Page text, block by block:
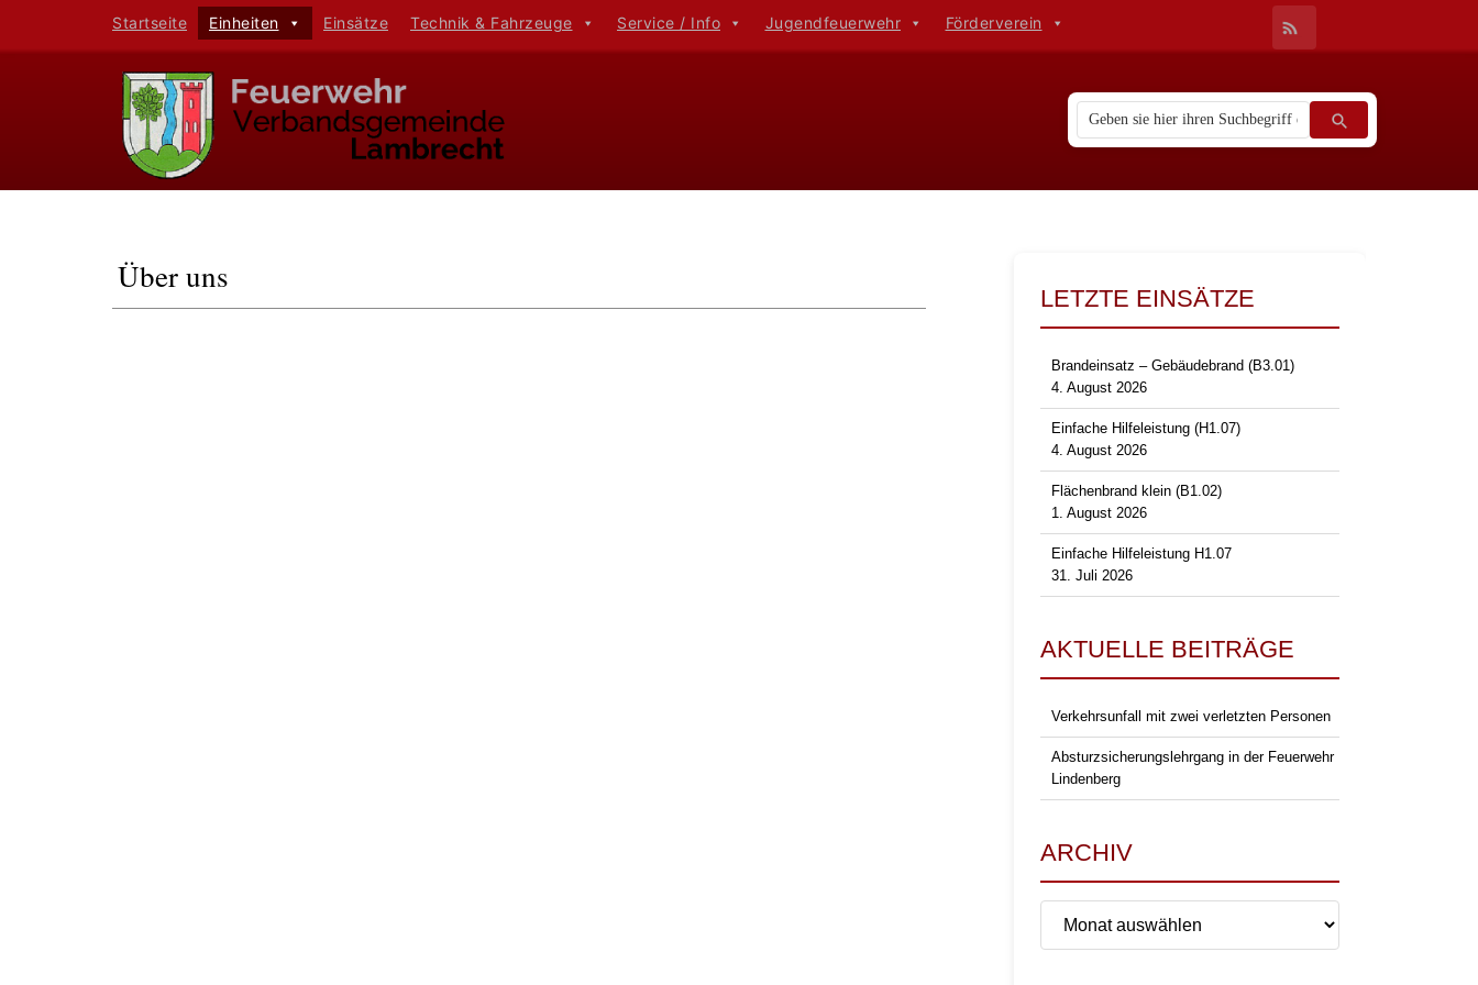
Startseite Einheiten Einsätze Technik & Fahrzeuge Service / Info Jugendfeuerwehr Förderverein
Über uns
LETZTE EINSÄTZE
Brandeinsatz – Gebäudebrand (B3.01)
4. August 2026
Einfache Hilfeleistung (H1.07)
4. August 2026
Flächenbrand klein (B1.02)
1. August 2026
Einfache Hilfeleistung H1.07
31. Juli 2026
AKTUELLE BEITRÄGE
Verkehrsunfall mit zwei verletzten Personen
Absturzsicherungslehrgang in der Feuerwehr
Lindenberg
ARCHIV